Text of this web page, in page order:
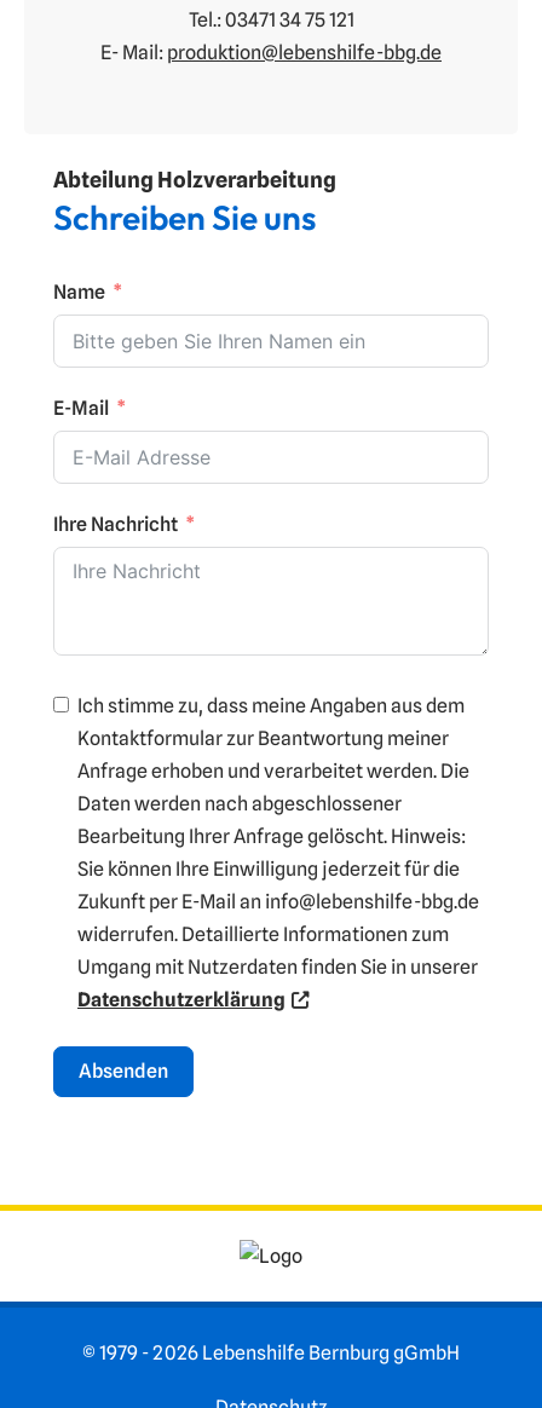
Tel.: 03471 34 75 121
E- Mail: produktion@lebenshilfe-bbg.de
Abteilung Holzverarbeitung
Schreiben Sie uns
Name
E-Mail
Ihre Nachricht
Ich stimme zu, dass meine Angaben aus dem
Kontaktformular zur Beantwortung meiner
Anfrage erhoben und verarbeitet werden. Die
Daten werden nach abgeschlossener
Bearbeitung Ihrer Anfrage gelöscht. Hinweis:
Sie können Ihre Einwilligung jederzeit für die
Zukunft per E-Mail an info@lebenshilfe-bbg.de
widerrufen. Detaillierte Informationen zum
Umgang mit Nutzerdaten finden Sie in unserer
Datenschutzerklärung
Absenden
e
a
© 1979 - 2026 Lebenshilfe Bernburg gGmbH